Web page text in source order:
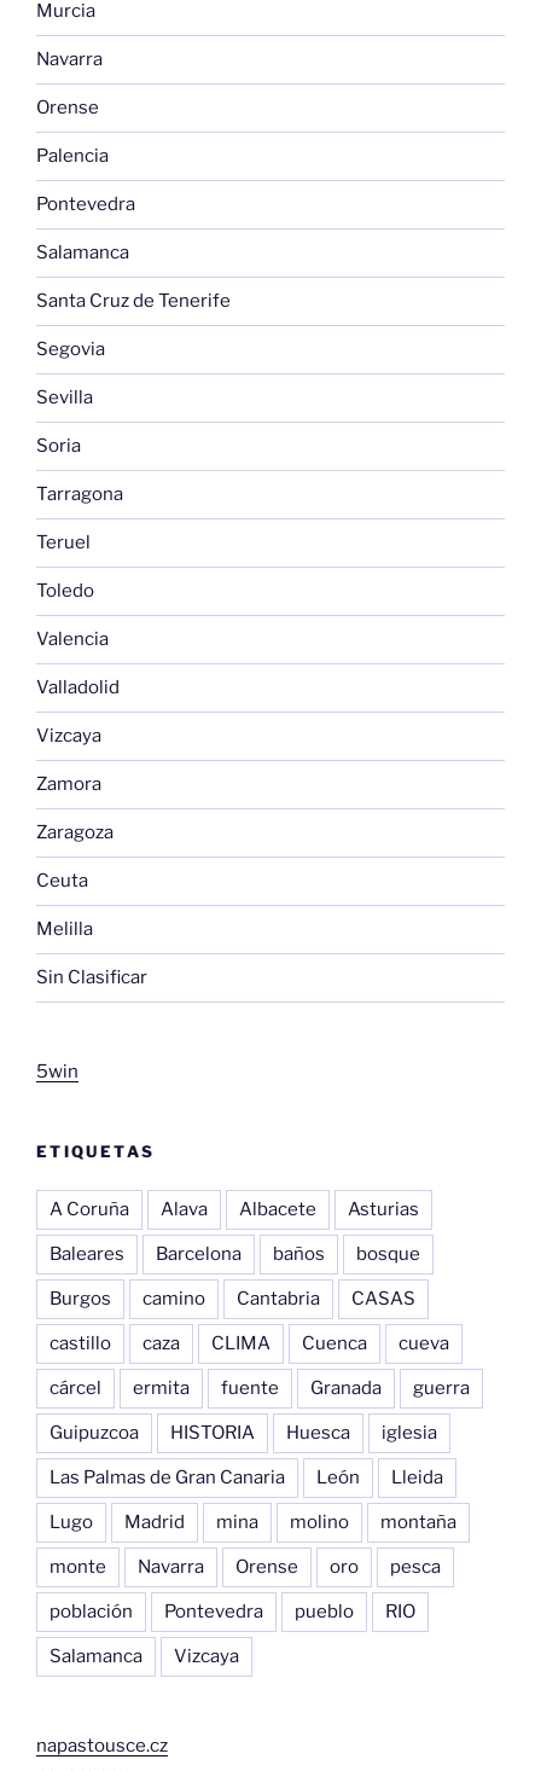
Murcia
Navarra
Orense
Palencia
Pontevedra
Salamanca
Santa Cruz de Tenerife
Segovia
Sevilla
Soria
Tarragona
Teruel
Toledo
Valencia
Valladolid
Vizcaya
Zamora
Zaragoza
Ceuta
Melilla
Sin Clasificar
5win
ETIQUETAS
A Coruña Alava Albacete Asturias
Baleares Barcelona baños bosque
Burgos camino Cantabria CASAS
castillo caza CLIMA Cuenca cueva
cárcel ermita fuente Granada guerra
Guipuzcoa HISTORIA Huesca iglesia
Las Palmas de Gran Canaria León Lleida
Lugo Madrid mina molino montaña
monte Navarra Orense oro pesca
población Pontevedra pueblo RIO
Salamanca Vizcaya
napastousce.cz